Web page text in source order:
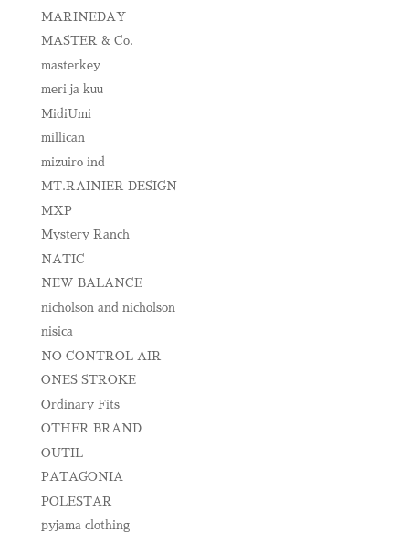
MARINEDAY
MASTER & Co.
masterkey
meri ja kuu
MidiUmi
millican
mizuiro ind
MT.RAINIER DESIGN
MXP
Mystery Ranch
NATIC
NEW BALANCE
nicholson and nicholson
nisica
NO CONTROL AIR
ONES STROKE
Ordinary Fits
OTHER BRAND
OUTIL
PATAGONIA
POLESTAR
pyjama clothing